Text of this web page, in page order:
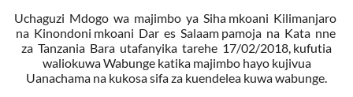
Uchaguzi Mdogo wa majimbo ya Siha mkoani Kilimanjaro
na Kinondoni mkoani Dar es Salaam pamoja na Kata nne
za Tanzania Bara utafanyika tarehe 17/02/2018, kufutia
waliokuwa Wabunge katika majimbo hayo kujivua
Uanachama na kukosa sifa za kuendelea kuwa wabunge.